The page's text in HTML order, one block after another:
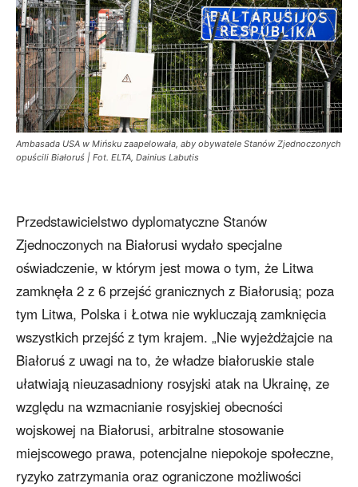
Ambasada USA w Mińsku zaapelowała, aby obywatele Stanów Zjednoczonych
opuścili Białoruś | Fot. ELTA, Dainius Labutis
Przedstawicielstwo dyplomatyczne Stanów
Zjednoczonych na Białorusi wydało specjalne
oświadczenie, w którym jest mowa o tym, że Litwa
zamknęła 2 z 6 przejść granicznych z Białorusią; poza
tym Litwa, Polska i Łotwa nie wykluczają zamknięcia
wszystkich przejść z tym krajem. „Nie wyjeżdżajcie na
Białoruś z uwagi na to, że władze białoruskie stale
ułatwiają nieuzasadniony rosyjski atak na Ukrainę, ze
względu na wzmacnianie rosyjskiej obecności
wojskowej na Białorusi, arbitralne stosowanie
miejscowego prawa, potencjalne niepokoje społeczne,
ryzyko zatrzymania oraz ograniczone możliwości